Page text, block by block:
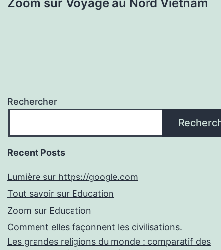
Zoom sur Voyage au Nord Vietnam
Rechercher
Recent Posts
Lumière sur https://google.com
Tout savoir sur Education
Zoom sur Education
Comment elles façonnent les civilisations.
Les grandes religions du monde : comparatif des